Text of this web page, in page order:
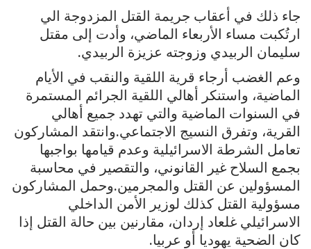
جاء ذلك في أعقاب جريمة القتل المزدوجة الي
ارتُكبت مساء الأربعاء الماضي، وأدت إلى مقتل
سليمان الربيدي وزوجته عزيزة الربيدي.
وعم الغضب أرجاء قرية اللقية والنقب في الأيام
الماضية، واستنكر أهالي اللقية الجرائم المستمرة
في السنوات الماضية والتي تهدد جميع أهالي
القرية، وتفرق النسيج الاجتماعي.وانتقد المشاركون
تعامل الشرطة الاسرائيلية وعدم قيامها بواجبها
بجمع السلاح غير القانوني، والتقصير في محاسبة
المسؤولين عن القتل والمجرمين.وحمل المشاركون
مسؤولية القتل كذلك لوزير الأمن الداخلي
الاسرائيلي غلعاد إردان، مقارنين بين حالة القتل إذا
كان الضحية يهوديا أو عربيا.